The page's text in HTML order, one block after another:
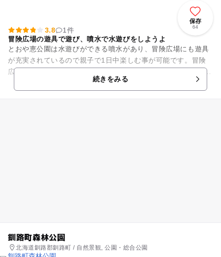
保存
64
3.8
1件
冒険広場の遊具で遊び、噴水で水遊びをしようよ
とおや恵公園は水遊びができる噴水があり、冒険広場にも遊具
が充実されているので親子で1日中楽しむ事が可能です。冒険
広場はこじんまりながら、遊具のまわりは砂が敷いてあり、 小
さな子どもへの配慮が行き...続きをみる
釧路町森林公園
北海道釧路郡釧路町 / 自然景観, 公園・総合公園